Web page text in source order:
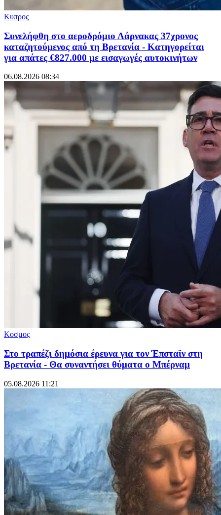
Κυπρος
Συνελήφθη στο αεροδρόμιο Λάρνακας 37χρονος
καταζητούμενος από τη Βρετανία - Κατηγορείται
για απάτες €827.000 με εισαγωγές αυτοκινήτων
06.08.2026 08:34
Κοσμος
Στο τραπέζι δημόσια έρευνα για τον Έπσταϊν στη
Βρετανία - Θα συναντήσει θύματα ο Μπέρναμ
05.08.2026 11:21